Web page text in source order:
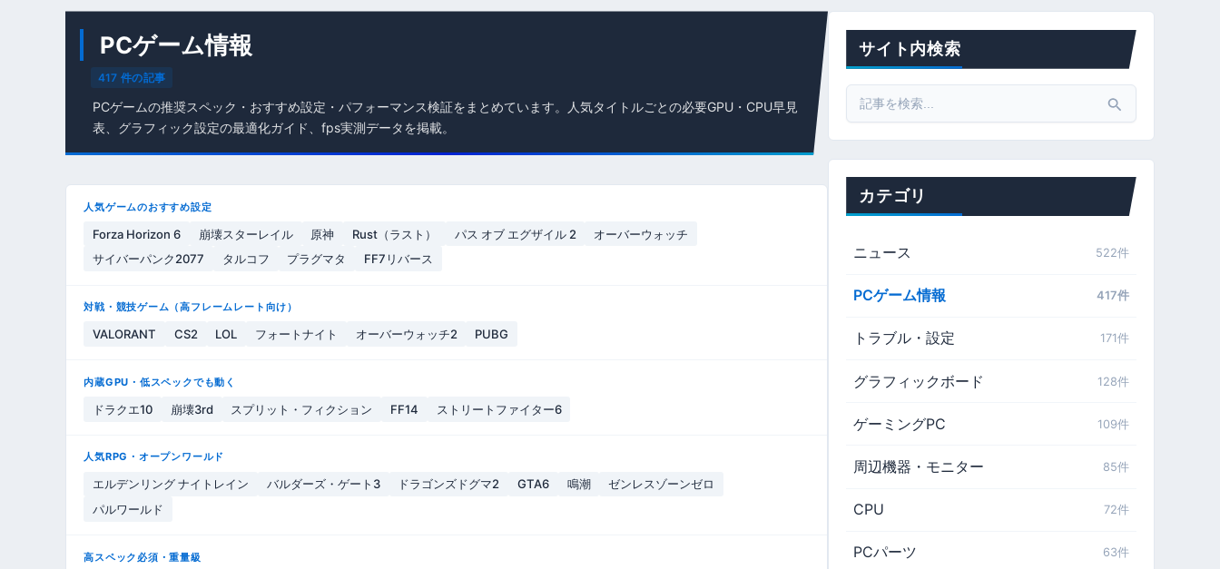
PCゲーム情報
417 件の記事
PCゲームの推奨スペック・おすすめ設定・パフォーマンス検証をまとめています。人気タイトルごとの必要GPU・CPU早見
表、グラフィック設定の最適化ガイド、fps実測データを掲載。
人気ゲームのおすすめ設定
Forza Horizon 6 崩壊スターレイル 原神 Rust（ラスト） パス オブ エグザイル 2
オーバーウォッチ
サイバーパンク2077
タルコフ プラグマタ FF7リバース
対戦・競技ゲーム（高フレームレート向け）
VALORANT CS2 LOL フォートナイト オーバーウォッチ2 PUBG
内蔵GPU・低スペックでも動く
ドラクエ10 崩壊3rd スプリット・フィクション FF14 ストリートファイター6
人気RPG・オープンワールド
エルデンリング ナイトレイン バルダーズ・ゲート3 ドラゴンズドグマ2 GTA6 鳴潮
ゼンレスゾーンゼロ
パルワールド
高スペック必須・重量級
サイト内検索
Search
for:
カテゴリ
ニュース 522件
PCゲーム情報 417件
トラブル・設定 171件
グラフィックボード 128件
ゲーミングPC 109件
周辺機器・モニター 85件
CPU 72件
PCパーツ 63件